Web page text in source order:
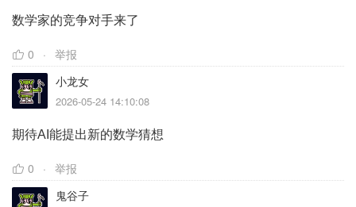
数学家的竞争对手来了
0
举报
小龙女
2026-05-24 14:10:08
期待AI能提出新的数学猜想
0
举报
鬼谷子